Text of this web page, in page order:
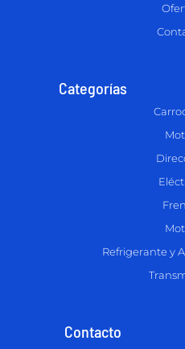
Categorías
Refrigerante y
Contacto